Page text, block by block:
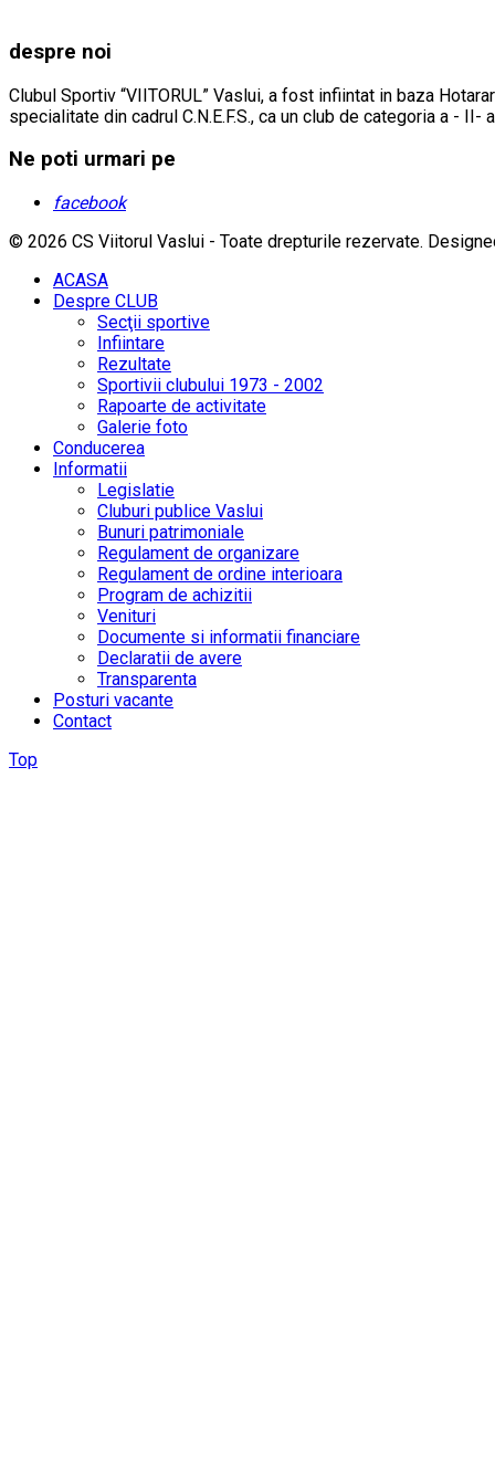
despre noi
Clubul Sportiv “VIITORUL” Vaslui, a fost infiintat in baza
specialitate din cadrul C.N.E.F.S., ca un club de categoria a -
Ne poti urmari pe
facebook
© 2026 CS Viitorul Vaslui - Toate drepturile rezervate.
ACASA
Despre CLUB
Secţii sportive
Infiintare
Rezultate
Sportivii clubului 1973 - 2002
Rapoarte de activitate
Galerie foto
Conducerea
Informatii
Legislatie
Cluburi publice Vaslui
Bunuri patrimoniale
Regulament de organizare
Regulament de ordine interioara
Program de achizitii
Venituri
Documente si informatii financiare
Declaratii de avere
Transparenta
Posturi vacante
Contact
Top